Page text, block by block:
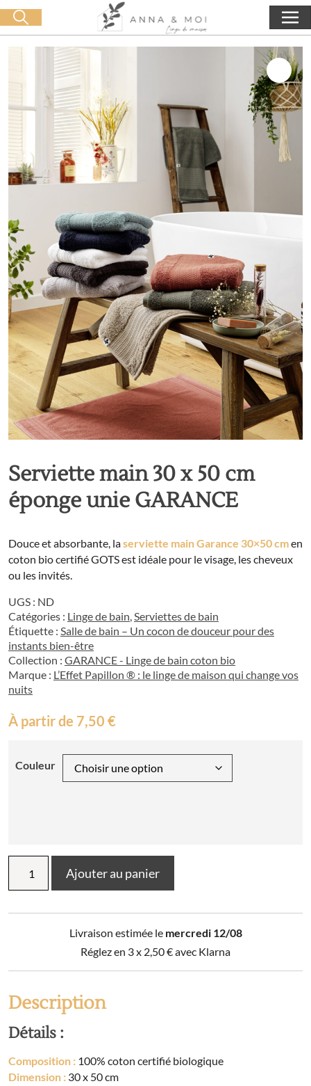
Livraison offerte dès 60€ d'achat 0,00€
Serviette main 30 x 50 cm
éponge unie GARANCE
Douce et absorbante, laserviette main Garance 30×50 cmen
coton bio certifié GOTS est idéale pour le visage, les cheveux
ou les invités.
UGS : ND
Catégories : Linge de bain,Serviettes de bain
Étiquette : Salle de bain – Un cocon de douceur pour des
instants bien-être
Collection : GARANCE - Linge de bain coton bio
Marque : L’Effet Papillon ® : le linge de maison qui change vos
nuits
À partir de 7,50 €
Couleur
Serviette
unie
GARANCE
Ajouter au panier
Livraison estimée le mercredi 12/08
Réglez en 3 x 2,50€avec Klarna
Description
Détails :
Composition : 100% coton certifié biologique
Dimension : 30 x 50 cm